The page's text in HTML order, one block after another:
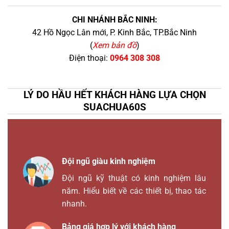
CHI NHÁNH BẮC NINH:
42 Hồ Ngọc Lân mới, P. Kinh Bắc, TP.Bắc Ninh
(Xem bản đồ)
Điện thoại: 0964 308 308
LÝ DO HẦU HẾT KHÁCH HÀNG LỰA CHỌN
SUACHUA60S
Đội ngũ giàu kinh nghiệm
Đội ngũ kỹ thuật có kinh nghiệm lâu
năm. Hiểu biết về các thiết bị, thao tác
nhanh.
Bảng giá hợp lý với khách hàng